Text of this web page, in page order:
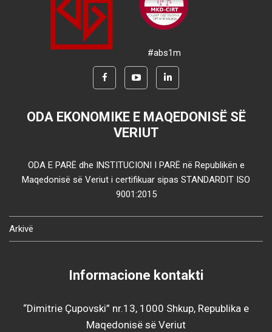
#abs1m
ODA EKONOMIKE E MAQEDONISË SË
VERIUT
ODA E PARË dhe INSTITUCIONI I PARË në Republikën e
Maqedonisë së Veriut i certifikuar sipas STANDARDIT ISO
9001:2015
Arkivë
Informacione kontakti
“Dimitrie Çupovski” nr.13, 1000 Shkup, Republika e
Maqedonisë së Veriut